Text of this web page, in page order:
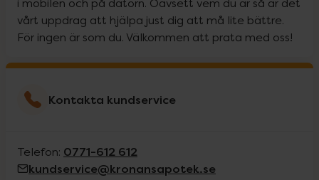
i mobilen och på datorn. Oavsett vem du är så är det
vårt uppdrag att hjälpa just dig att må lite bättre.
För ingen är som du. Välkommen att prata med oss!
Kontakta kundservice
Telefon: 0771-612 612
kundservice@kronansapotek.se